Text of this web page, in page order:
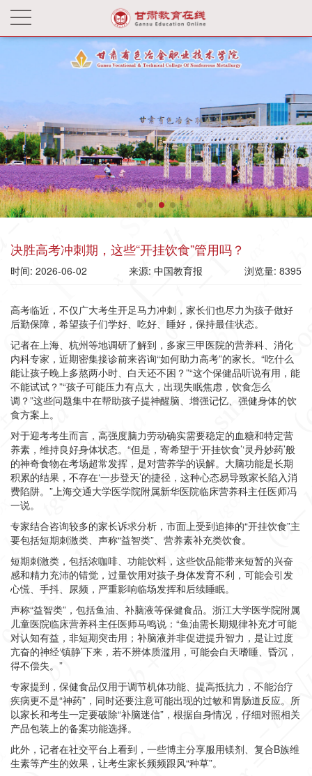
决胜高考冲刺期，这些“开挂饮食”管用吗？
时间: 2026-06-02 来源: 中国教育报 浏览量: 8395
高考临近，不仅广大考生开足马力冲刺，家长们也尽力为孩子做好
后勤保障，希望孩子们学好、吃好、睡好，保持最佳状态。
记者在上海、杭州等地调研了解到，多家三甲医院的营养科、消化
内科专家，近期密集接诊前来咨询“如何助力高考”的家长。“吃什么
能让孩子晚上多熬两小时、白天还不困？”“这个保健品听说有用，能
不能试试？”“孩子可能压力有点大，出现失眠焦虑，饮食怎么
调？”这些问题集中在帮助孩子提神醒脑、增强记忆、强健身体的饮
食方案上。
对于迎考考生而言，高强度脑力劳动确实需要稳定的血糖和特定营
养素，维持良好身体状态。“但是，寄希望于‘开挂饮食’‘灵丹妙药’般
的神奇食物在考场超常发挥，是对营养学的误解。大脑功能是长期
积累的结果，不存在‘一步登天’的捷径，这种心态易导致家长陷入消
费陷阱。”上海交通大学医学院附属新华医院临床营养科主任医师冯
一说。
专家结合咨询较多的家长诉求分析，市面上受到追捧的“开挂饮食”主
要包括短期刺激类、声称“益智类”、营养素补充类饮食。
短期刺激类，包括浓咖啡、功能饮料，这些饮品能带来短暂的兴奋
感和精力充沛的错觉，过量饮用对孩子身体发育不利，可能会引发
心慌、手抖、尿频，严重影响临场发挥和后续睡眠。
声称“益智类”，包括鱼油、补脑液等保健食品。浙江大学医学院附属
儿童医院临床营养科主任医师马鸣说：“鱼油需长期规律补充才可能
对认知有益，非短期突击用；补脑液并非促进提升智力，是让过度
亢奋的神经‘镇静’下来，若不辨体质滥用，可能会白天嗜睡、昏沉，
得不偿失。”
专家提到，保健食品仅用于调节机体功能、提高抵抗力，不能治疗
疾病更不是“神药”，同时还要注意可能出现的过敏和胃肠道反应。所
以家长和考生一定要破除“补脑迷信”，根据自身情况，仔细对照相关
产品包装上的备案功能选择。
此外，记者在社交平台上看到，一些博主分享服用镁剂、复合B族维
生素等产生的效果，让考生家长频频跟风“种草”。